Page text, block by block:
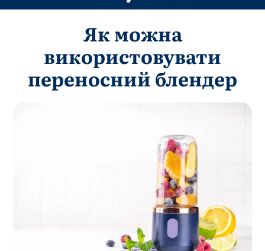
Як можна
використовувати
переносний блендер